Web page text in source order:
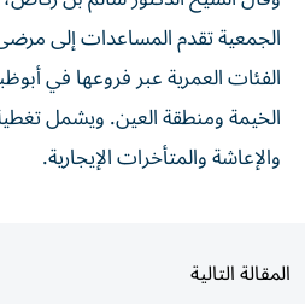
الجمعية تقدم المساعدات إلى
الفئات العمرية عبر فروعها في
الخيمة ومنطقة العين. ويشمل
والإعاشة والمتأخرات الإيجارية.
المقالة التالية